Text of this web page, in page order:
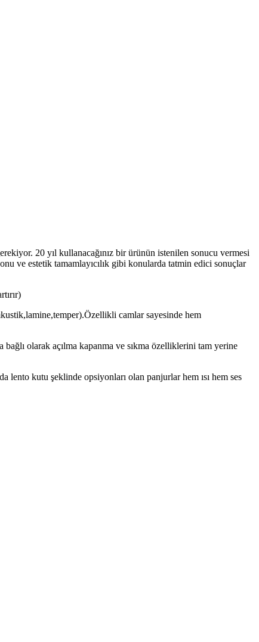
20 yıl kullanacağınız bir ürünün istenilen sonucu vermesi
ve estetik tamamlayıcılık gibi konularda tatmin edici sonuçlar
camlar sayesinde hem
olarak açılma kapanma ve sıkma özelliklerini tam yerine
lento kutu şeklinde opsiyonları olan panjurlar hem ısı hem ses